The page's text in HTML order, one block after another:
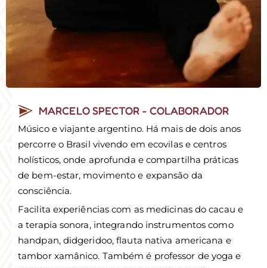
MARCELO SPECTOR - COLABORADOR
Músico e viajante argentino. Há mais de dois anos
percorre o Brasil vivendo em ecovilas e centros
holísticos, onde aprofunda e compartilha práticas
de bem-estar, movimento e expansão da
consciência.
Facilita experiências com as medicinas do cacau e
a terapia sonora, integrando instrumentos como
handpan, didgeridoo, flauta nativa americana e
tambor xamânico. Também é professor de yoga e